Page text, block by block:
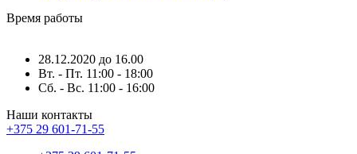
Время работы
28.12.2020 до 16.00
Вт. - Пт. 11:00 - 18:00
Сб. - Вс. 11:00 - 16:00
Наши контакты
+375 29 601-71-55